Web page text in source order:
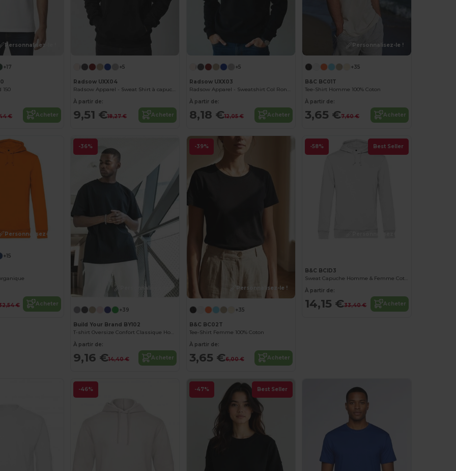
Personnalisez-le !
+17
150
€ Acheter
+5
Radsow UXX04
Radsow Apparel - Sweat Shirt à capuche London pour hommes
À partir de:
9,51 €18,27 € Acheter
+5
Radsow UXX03
Radsow Apparel - Sweatshirt Col Rond Paris pour hommes
À partir de:
8,18 €12,05 € Acheter
Personnalisez-le !
+35
B&C BC01T
Tee-Shirt Homme 100% Coton
À partir de:
3,65 €7,60 € Acheter
Personnalisez-le !
+15
€ Acheter
-36%
Personnalisez-le !
+39
Build Your Brand BY102
T-shirt Oversize Confort Classique Homme
À partir de:
9,16 €14,40 € Acheter
-39%
Personnalisez-le !
+35
B&C BC02T
Tee-Shirt Femme 100% Coton
À partir de:
3,65 €6,00 € Acheter
-58% Best Seller
B&C BCID3
Sweat Capuche Homme & Femme Coton
À partir de:
14,15 €33,40 € Acheter
-46% -47% Best Seller